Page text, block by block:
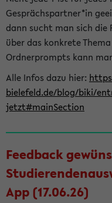
Gesprächspartner*in
dann sucht man sich die
über das konkrete
Ordnerprompts kann
Alle Infos dazu hier:
bielefeld.de/blog/biki/
jetzt#mainSection
Feedback
App (17.06.26)